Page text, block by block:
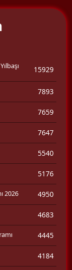
15929
7893
7659
7647
5540
5176
2026 4950
4683
4445
4184